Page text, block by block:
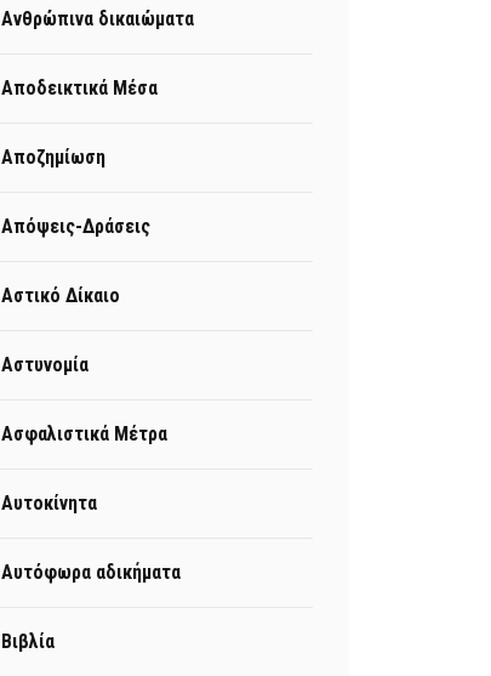
Ανθρώπινα δικαιώματα
Αποδεικτικά Μέσα
Αποζημίωση
Απόψεις-Δράσεις
Αστικό Δίκαιο
Αστυνομία
Ασφαλιστικά Μέτρα
Αυτοκίνητα
Αυτόφωρα αδικήματα
Βιβλία